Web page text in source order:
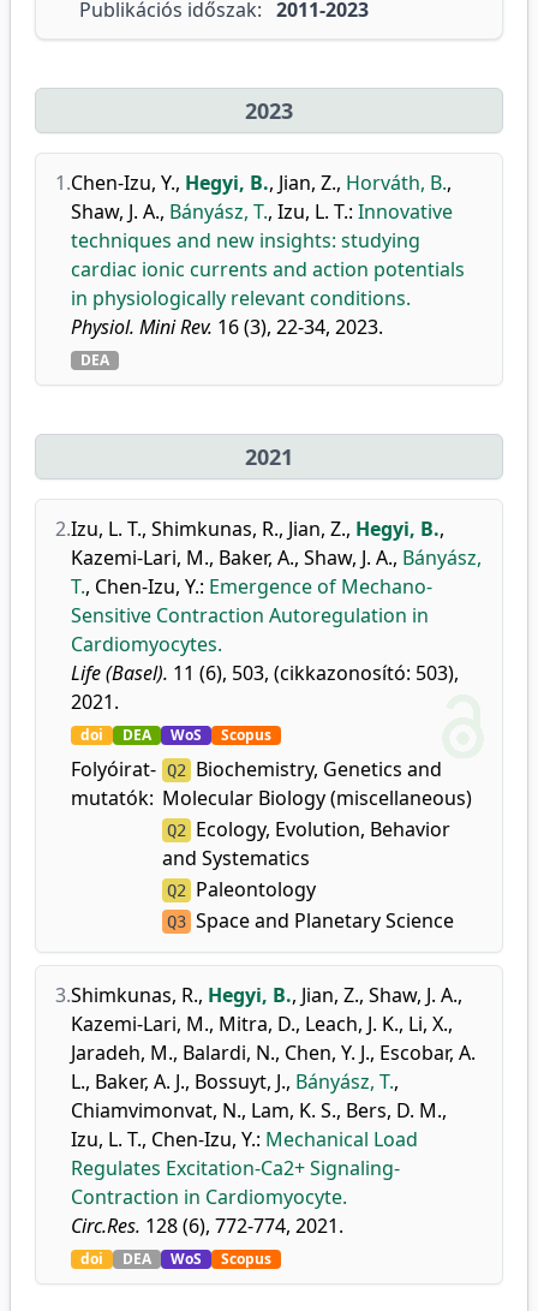
Publikációs időszak: 2011-2023
2023
1.Chen-Izu, Y., Hegyi, B., Jian, Z., Horváth, B.,
Shaw, J. A., Bányász, T., Izu, L. T.: Innovative
techniques and new insights: studying
cardiac ionic currents and action potentials
in physiologically relevant conditions.
Physiol. Mini Rev. 16 (3), 22-34, 2023.
DEA
2021
2.Izu, L. T., Shimkunas, R., Jian, Z., Hegyi, B.,
Kazemi-Lari, M., Baker, A., Shaw, J. A., Bányász,
T., Chen-Izu, Y.: Emergence of Mechano-
Sensitive Contraction Autoregulation in
Cardiomyocytes.
Life (Basel). 11 (6), 503, (cikkazonosító: 503),
2021.
doi DEA WoS Scopus
Folyóirat-
mutatók:
Q2 Biochemistry, Genetics and
Molecular Biology (miscellaneous)
Q2 Ecology, Evolution, Behavior
and Systematics
Q2 Paleontology
Q3 Space and Planetary Science
3.Shimkunas, R., Hegyi, B., Jian, Z., Shaw, J. A.,
Kazemi-Lari, M., Mitra, D., Leach, J. K., Li, X.,
Jaradeh, M., Balardi, N., Chen, Y. J., Escobar, A.
L., Baker, A. J., Bossuyt, J., Bányász, T.,
Chiamvimonvat, N., Lam, K. S., Bers, D. M.,
Izu, L. T., Chen-Izu, Y.: Mechanical Load
Regulates Excitation-Ca2+ Signaling-
Contraction in Cardiomyocyte.
Circ.Res. 128 (6), 772-774, 2021.
doi DEA WoS Scopus